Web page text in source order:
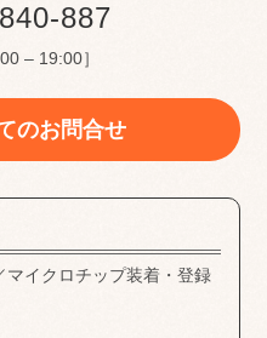
887
– 19:00］
のお問合せ
イクロチップ装着・登録